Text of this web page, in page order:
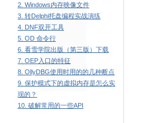
2. Windows内存映像文件
3. 转Delphi托盘编程实战演练
4. DNF双开工具
5. OD 命令行
6. 看雪学院出版（第三版）下载
7. OEP入口的特征
8. OllyDBG使用时用的的几种断点
9. 保护模式下的虚拟内存是怎么实
现的？
10. 破解常用的一些API